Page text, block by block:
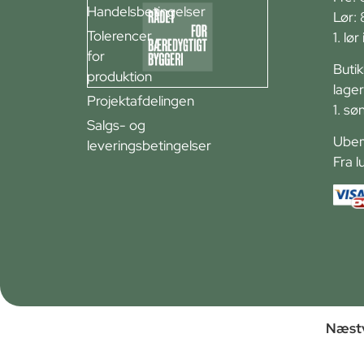
Handelsbetingelser
Tolerencer
for
produktion
Projektafdelingen
Salgs- og
leveringsbetingelser
Lør:
1.
1.
Fra